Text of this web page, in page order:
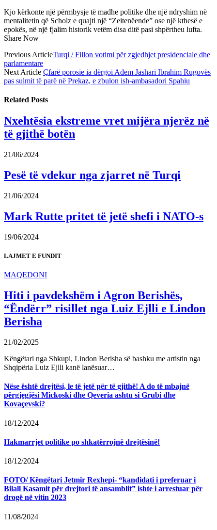
Kjo kërkonte një përmbysje të madhe politike dhe një ndryshim në
mentalitetin që Scholz e quajti një “Zeitenëende” ose një kthesë e
epokës, në një fjalim historik vetëm disa ditë pasi shpërtheu lufta.
Share Now
Previous ArticleTurqi / Fillon votimi për zgjedhjet presidenciale dhe
parlamentare
Next Article Çfarë porosie ia dërgoi Adem Jashari Ibrahim Rugovës
pas sulmit të parë në Prekaz, e zbulon ish-ambasadori Spahiu
Related Posts
Nxehtësia ekstreme vret mijëra njerëz në
të gjithë botën
21/06/2024
Pesë të vdekur nga zjarret në Turqi
21/06/2024
Mark Rutte pritet të jetë shefi i NATO-s
19/06/2024
LAJMET E FUNDIT
MAQEDONI
Hiti i pavdekshëm i Agron Berishës,
“Ëndërr” risillet nga Luiz Ejlli e Lindon
Berisha
21/02/2025
Këngëtari nga Shkupi, Lindon Berisha së bashku me artistin nga
Shqipëria Luiz Ejlli kanë lanësuar…
Nëse është drejtësi, le të jetë për të gjithë! A do të mbajnë
përgjegjësi Mickoski dhe Qeveria ashtu si Grubi dhe
Kovaçevski?
18/12/2024
Hakmarrjet politike po shkatërrojnë drejtësinë!
18/12/2024
FOTO/ Këngëtari Jetmir Rexhepi- “kandidati i preferuar i
Bilall Kasamit për drejtori të ansamblit” ishte i arrestuar për
drogë në vitin 2023
11/08/2024